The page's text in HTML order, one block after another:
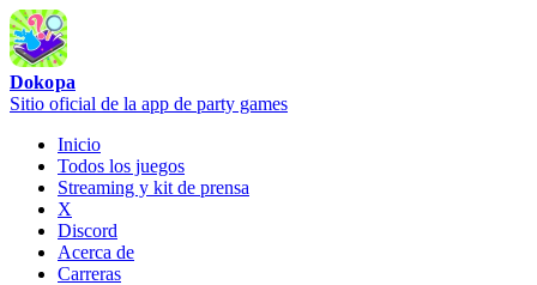
Dokopa
Sitio oficial de la app de party games
Inicio
Todos los juegos
Streaming y kit de prensa
X
Discord
Acerca de
Carreras